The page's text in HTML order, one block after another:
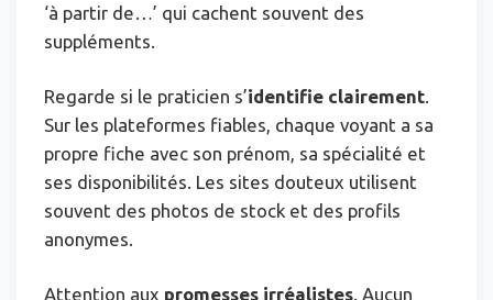
‘à partir de…’ qui cachent souvent des
suppléments.
Regarde si le praticien s’identifie clairement
Sur les plateformes fiables, chaque voyant a sa
propre fiche avec son prénom, sa spécialité et
ses disponibilités. Les sites douteux utilisent
souvent des photos de stock et des profils
anonymes.
Attention aux promesses irréalistes . Aucun